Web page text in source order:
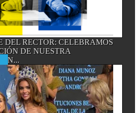
DEL RECTOR: CELEBRAMOS
DE NUESTRA